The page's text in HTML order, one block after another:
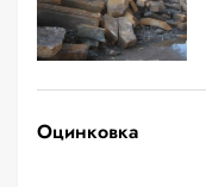
Оцинковка